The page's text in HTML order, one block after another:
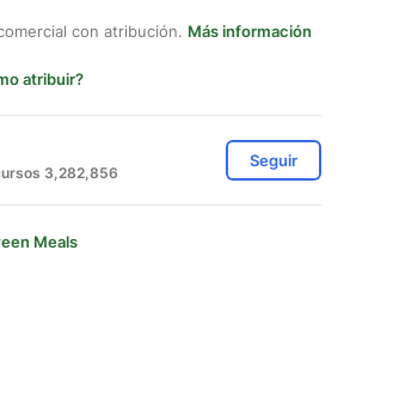
con atribución. Más información
atribuir?
3,282,856
Seguir
Meals